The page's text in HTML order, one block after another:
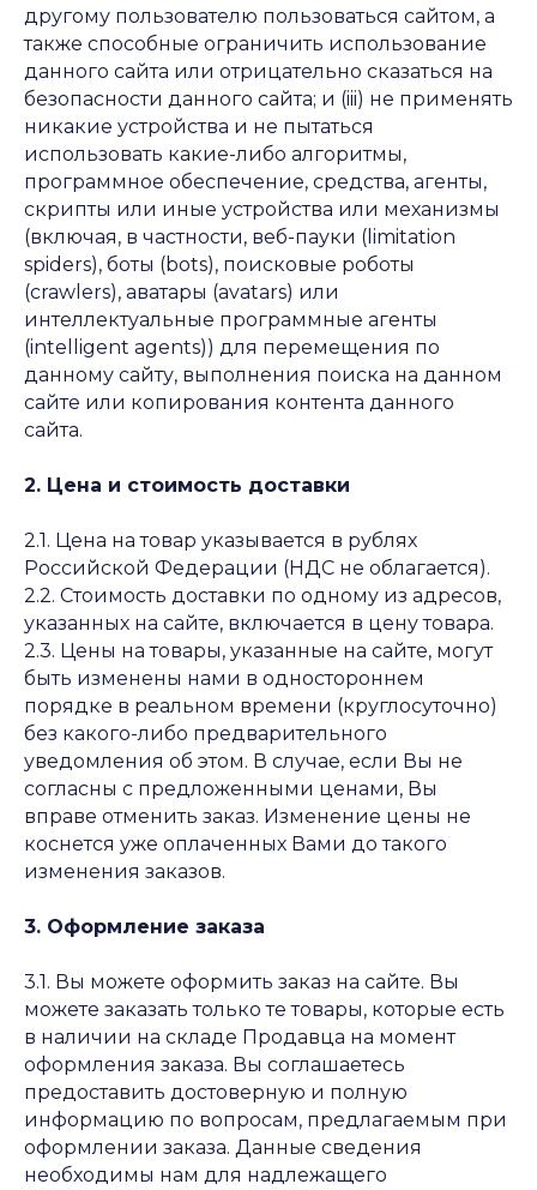
другому пользователю пользоваться сайтом, а
также способные ограничить использование
данного сайта или отрицательно сказаться на
безопасности данного сайта; и (iii) не применять
никакие устройства и не пытаться
использовать какие-либо алгоритмы,
программное обеспечение, средства, агенты,
скрипты или иные устройства или механизмы
(включая, в частности, веб-пауки (limitation
spiders), боты (bots), поисковые роботы
(crawlers), аватары (avatars) или
интеллектуальные программные агенты
(intelligent agents)) для перемещения по
данному сайту, выполнения поиска на данном
сайте или копирования контента данного
сайта.
2. Цена и стоимость доставки
2.1. Цена на товар указывается в рублях
Российской Федерации (НДС не облагается).
2.2. Стоимость доставки по одному из адресов,
указанных на сайте, включается в цену товара.
2.3. Цены на товары, указанные на сайте, могут
быть изменены нами в одностороннем
порядке в реальном времени (круглосуточно)
без какого-либо предварительного
уведомления об этом. В случае, если Вы не
согласны с предложенными ценами, Вы
вправе отменить заказ. Изменение цены не
коснется уже оплаченных Вами до такого
изменения заказов.
3. Оформление заказа
3.1. Вы можете оформить заказ на сайте. Вы
можете заказать только те товары, которые есть
в наличии на складе Продавца на момент
оформления заказа. Вы соглашаетесь
предоставить достоверную и полную
информацию по вопросам, предлагаемым при
оформлении заказа. Данные сведения
необходимы нам для надлежащего